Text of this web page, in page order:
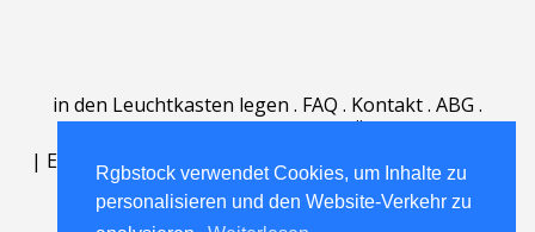
Rgbstock verwendet Cookies, um Inhalte zu
personalisieren und den Website-Verkehr zu
in den Leuchtkasten legen . FAQ . Kontakt. ABG .
| English | Deutsch Español | Polski | Português
Nederlands|